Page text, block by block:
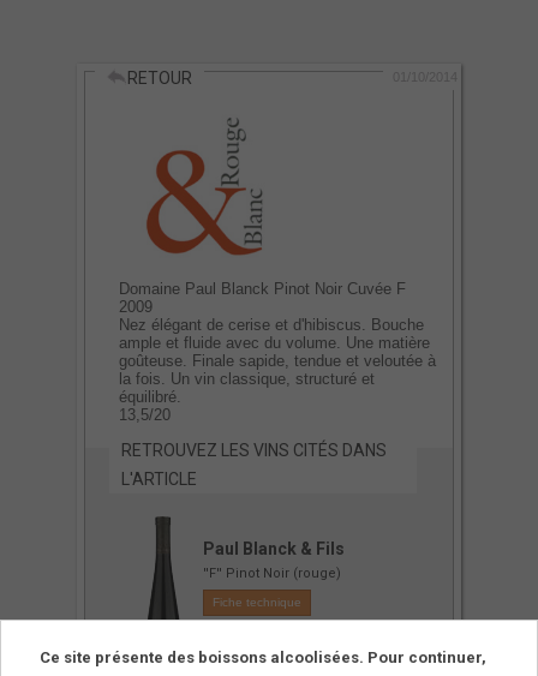
ACTUALITÉS
CONTACT
RETOUR
Domaine Paul Blanck Pinot Noir Cuvée F
2009
Nez élégant de cerise et d'hibiscus. Bouche
ample et fluide avec du volume. Une matière
goûteuse. Finale sapide, tendue et veloutée à
la fois. Un vin classique, structuré et
équilibré.
13,5/20
RETROUVEZ LES VINS CITÉS DANS
L'ARTICLE
Paul Blanck & Fils
''F'' Pinot Noir (rouge)
Fiche technique
Ce site présente des boissons alcoolisées. Pour continuer,